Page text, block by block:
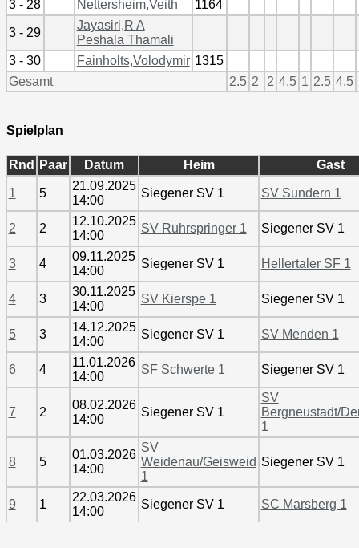
3 - 28
Nettersheim,Veith 1164
3 - 29
Jayasiri,R A
Peshala Thamali
3 - 30
Fainholts,Volodymir 1315
Gesamt
2.5 2 2 4.5 1 2.5 4.5
Spielplan
Rnd Paar Datum Heim Gast
1 5
21.09.2025
14:00
Siegener SV 1 SV Sundern 1
2 2
12.10.2025
14:00
SV Ruhrspringer 1 Siegener SV 1
3 4
09.11.2025
14:00
Siegener SV 1 Hellertaler SF 1
4 3
30.11.2025
14:00
SV Kierspe 1 Siegener SV 1
5 3
14.12.2025
14:00
Siegener SV 1 SV Menden 1
6 4
11.01.2026
14:00
SF Schwerte 1 Siegener SV 1
7 2
08.02.2026
14:00
Siegener SV 1
SV
Bergneustadt/
1
8 5
01.03.2026
14:00
SV
Weidenau/Geisweid
1
Siegener SV 1
9 1
22.03.2026
14:00
Siegener SV 1 SC Marsberg 1